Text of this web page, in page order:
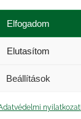
Elfogadom
Elutasítom
Beállítások
nyilatkozat
Kapcsolat |
tájékoztató